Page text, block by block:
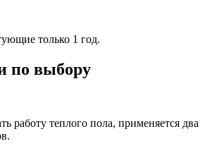
только 1 год.
по выбору
работу теплого пола, применяется два